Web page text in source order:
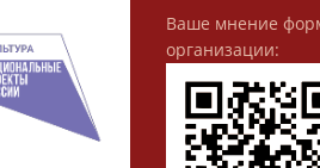
Ваше мнение
организации: